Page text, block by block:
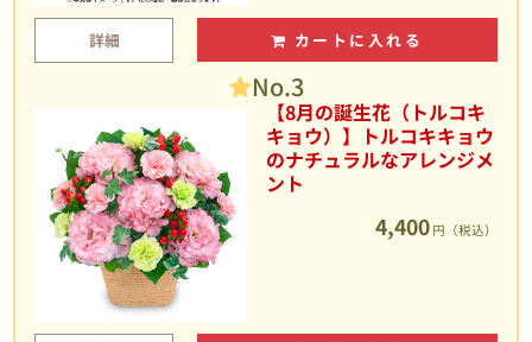
詳細 カートに入れる
No.3
【8月の誕生花（トルコキ
キョウ）】トルコキキョウ
のナチュラルなアレンジメ
ント
4,400 円（税込）